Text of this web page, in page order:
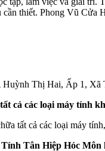
thiết. Phong Vũ
Thị Hai, Ấp 1,
cả các loại máy tính
tất cả các loại máy
Tân Hiệp Hóc Môn